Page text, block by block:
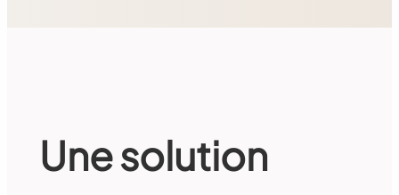
Une solution